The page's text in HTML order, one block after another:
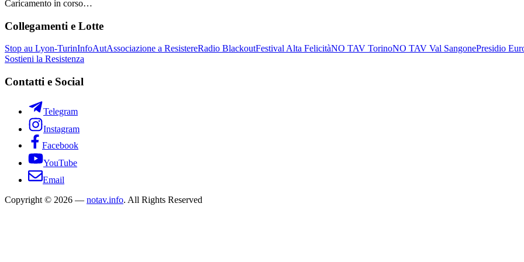
Caricamento in corso…
Collegamenti e Lotte
Stop au Lyon-TurinInfoAutAssociazione a ResistereRadio BlackoutFestival Alta FelicitàNO TAV TorinoNO TAV Val SangonePresidio
Sostieni la Resistenza
Contatti e Social
Telegram
Instagram
Facebook
YouTube
Email
Copyright © 2026 — notav.info. All Rights Reserved